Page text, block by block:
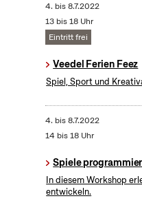
4. bis8.7.2022
13 bis 18 Uhr
Eintritt frei
Veedel Ferien Feez
Spiel, Sport und
4. bis8.7.2022
14 bis 18 Uhr
Spiele
In diesem Workshop
entwickeln.